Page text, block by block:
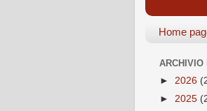
Home
ARCHIVIO
► 2026
► 2025